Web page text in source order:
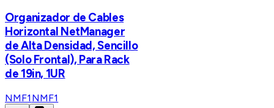
Organizador de Cables
Horizontal NetManager
de Alta Densidad, Sencillo
(Solo Frontal), Para Rack
de 19in, 1UR
NMF1 NMF1